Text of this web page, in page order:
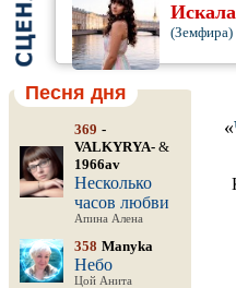
Искала
(Земфира)
Песня дня
369 -
VALKYRYA- &
1966av
Несколько
часов любви
Апина Алена
358 Manyka
Небо
Цой Анита
«